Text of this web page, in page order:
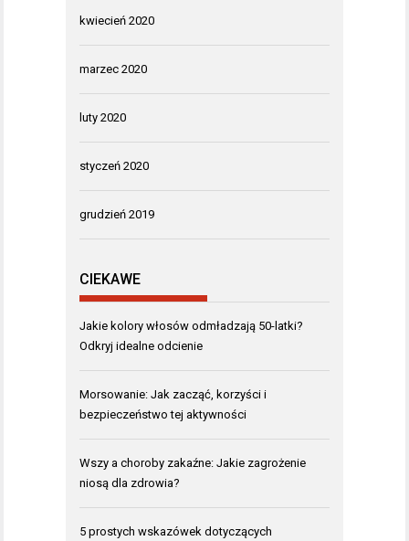
kwiecień 2020
marzec 2020
luty 2020
styczeń 2020
grudzień 2019
CIEKAWE
Jakie kolory włosów odmładzają 50-latki?
Odkryj idealne odcienie
Morsowanie: Jak zacząć, korzyści i
bezpieczeństwo tej aktywności
Wszy a choroby zakaźne: Jakie zagrożenie
niosą dla zdrowia?
5 prostych wskazówek dotyczących